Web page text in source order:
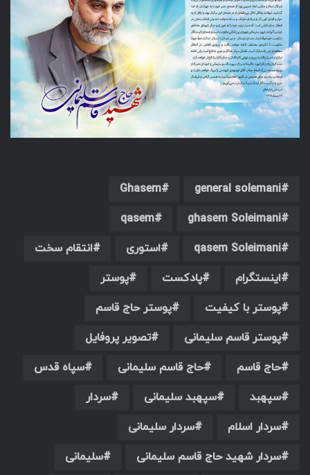
general solemani
Ghasem
ghasem Soleimani
qasem
qasem Soleimani
استوری
انتقام سخت
اینستگرام
پادکست
پوستر
پوستر با کیفیت
پوستر حاج قاسم
پوستر قاسم سلیمانی
تصویر پروفایل
حاج قاسم
حاج قاسم سلیمانی
سپاه قدس
سپهبد
سپهبد سلیمانی
سردار
سردار اسلام
سردار سلیمانی
سردار شهید حاج قاسم سلیمانی
سلیمانی